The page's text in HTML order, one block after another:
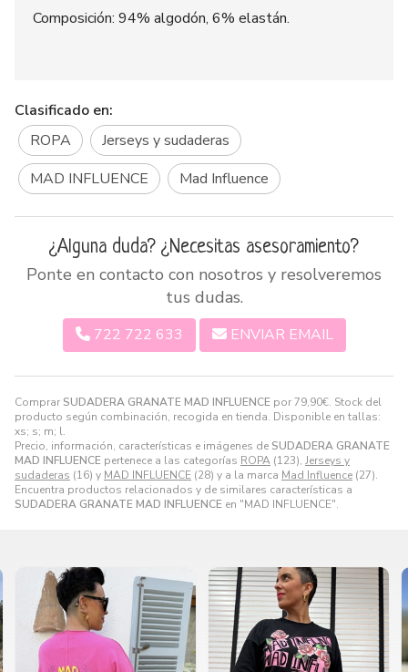
Comprar SUDADERA GRANATE MAD INFLUENCE por79,90€. Stock del
producto según combinación, recogida en tienda. Disponible en tallas:
xs; s; m; l.
Precio, información, características e imágenes de SUDADERA GRANATE
MAD INFLUENCE pertenece a las categorías ROPA (123), Jerseys y
sudaderas (16) y MAD INFLUENCE (28) y a la marca Mad Influence (27).
Encuentra productos relacionados y de similares características a
SUDADERA GRANATE MAD INFLUENCE en "MAD INFLUENCE".
Composición: 94% algodón, 6% elastán.
Clasificado en:
ROPA
Jerseys y sudaderas
MAD INFLUENCE
Mad Influence
¿Alguna duda? ¿Necesitas asesoramiento?
Ponte en contacto con nosotros y resolveremos
tus dudas.
722 722 633 ENVIAR EMAIL